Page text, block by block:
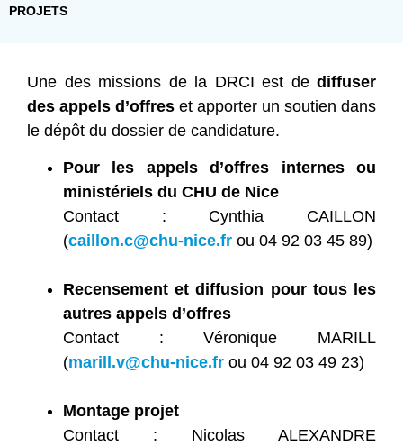
PROJETS
Une des missions de la DRCI est de diffuser
des appels d’offres et apporter un soutien dans
le dépôt du dossier de candidature.
Pour les appels d’offres internes ou
ministériels du CHU de Nice
Contact : Cynthia CAILLON
(caillon.c@chu-nice.fr ou 04 92 03 45 89)
Recensement et diffusion pour tous les
autres appels d’offres
Contact : Véronique MARILL
(marill.v@chu-nice.fr ou 04 92 03 49 23)
Montage projet
Contact : Nicolas ALEXANDRE